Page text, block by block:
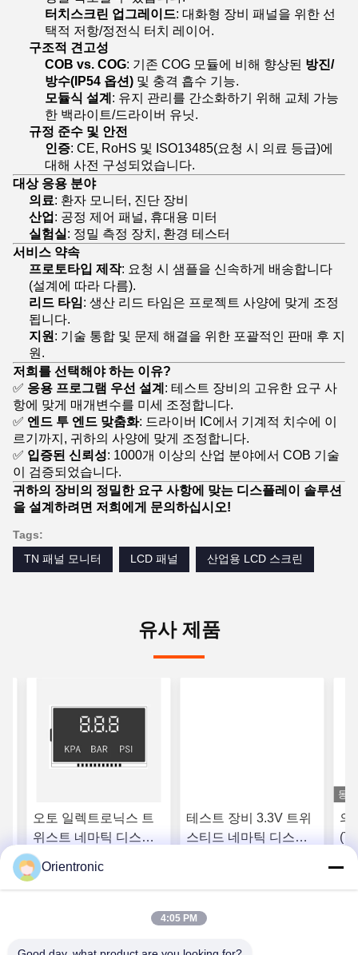
터치스크린 업그레이드: 대화형 장비 패널을 위한 선
택적 저항/정전식 터치 레이어.
구조적 견고성
COB vs. COG: 기존 COG 모듈에 비해 향상된 방진/
방수(IP54 옵션) 및 충격 흡수 기능.
모듈식 설계: 유지 관리를 간소화하기 위해 교체 가능
한 백라이트/드라이버 유닛.
규정 준수 및 안전
인증: CE, RoHS 및 ISO13485(요청 시 의료 등급)에
대해 사전 구성되었습니다.
대상 응용 분야
의료: 환자 모니터, 진단 장비
산업: 공정 제어 패널, 휴대용 미터
실험실: 정밀 측정 장치, 환경 테스터
서비스 약속
프로토타입 제작: 요청 시 샘플을 신속하게 배송합니다
(설계에 따라 다름).
리드 타임: 생산 리드 타임은 프로젝트 사양에 맞게 조정
됩니다.
지원: 기술 통합 및 문제 해결을 위한 포괄적인 판매 후 지
원.
저희를 선택해야 하는 이유?
✅ 응용 프로그램 우선 설계: 테스트 장비의 고유한 요구 사
항에 맞게 매개변수를 미세 조정합니다.
✅ 엔드 투 엔드 맞춤화: 드라이버 IC에서 기계적 치수에 이
르기까지, 귀하의 사양에 맞게 조정합니다.
✅ 입증된 신뢰성: 1000개 이상의 산업 분야에서 COB 기술
이 검증되었습니다.
귀하의 장비의 정밀한 요구 사항에 맞는 디스플레이 솔루션
을 설계하려면 저희에게 문의하십시오!
Tags:
TN 패널 모니터
LCD 패널 산업용 LCD 스크린
유사 제품
오토 일렉트로닉스 트
위스트 네마틱 디스플
레이 50Hz - 2000Hz
TN LCD 디스플레이와
Tn 패널최고의 가격을 얻으
테스트 장비 3.3V 트위
스티드 네마틱 디스플
최고의 가격을 얻으
동
의
Orientronic
4:05 PM